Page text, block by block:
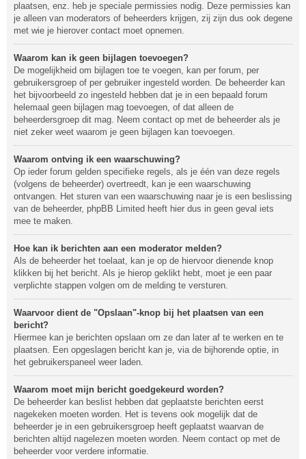
plaatsen, enz. heb je speciale permissies nodig. Deze permissies kan
je alleen van moderators of beheerders krijgen, zij zijn dus ook degene
met wie je hierover contact moet opnemen.
Waarom kan ik geen bijlagen toevoegen?
De mogelijkheid om bijlagen toe te voegen, kan per forum, per
gebruikersgroep of per gebruiker ingesteld worden. De beheerder kan
het bijvoorbeeld zo ingesteld hebben dat je in een bepaald forum
helemaal geen bijlagen mag toevoegen, of dat alleen de
beheerdersgroep dit mag. Neem contact op met de beheerder als je
niet zeker weet waarom je geen bijlagen kan toevoegen.
Waarom ontving ik een waarschuwing?
Op ieder forum gelden specifieke regels, als je één van deze regels
(volgens de beheerder) overtreedt, kan je een waarschuwing
ontvangen. Het sturen van een waarschuwing naar je is een beslissing
van de beheerder, phpBB Limited heeft hier dus in geen geval iets
mee te maken.
Hoe kan ik berichten aan een moderator melden?
Als de beheerder het toelaat, kan je op de hiervoor dienende knop
klikken bij het bericht. Als je hierop geklikt hebt, moet je een paar
verplichte stappen volgen om de melding te versturen.
Waarvoor dient de "Opslaan"-knop bij het plaatsen van een
bericht?
Hiermee kan je berichten opslaan om ze dan later af te werken en te
plaatsen. Een opgeslagen bericht kan je, via de bijhorende optie, in
het gebruikerspaneel weer laden.
Waarom moet mijn bericht goedgekeurd worden?
De beheerder kan beslist hebben dat geplaatste berichten eerst
nagekeken moeten worden. Het is tevens ook mogelijk dat de
beheerder je in een gebruikersgroep heeft geplaatst waarvan de
berichten altijd nagelezen moeten worden. Neem contact op met de
beheerder voor verdere informatie.